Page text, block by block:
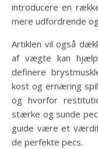
introducere en
mere udfordrende
Artiklen vil også
af vægte kan
definere
kost og ernæring
og hvorfor
stærke og sunde
guide være et
de perfekte pecs.